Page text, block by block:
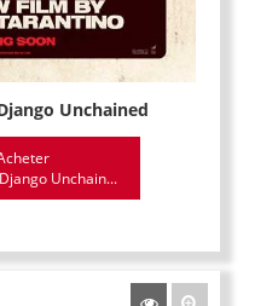
Unchained
Unchain...